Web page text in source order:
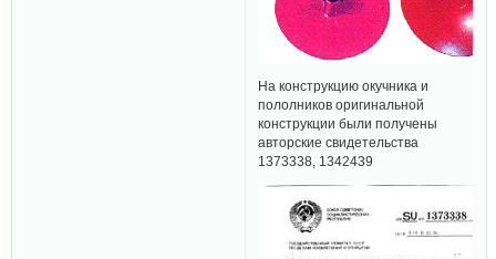
На конструкцию окучника и
пололников оригинальной
конструкции были получены
авторские свидетельства
1373338, 1342439